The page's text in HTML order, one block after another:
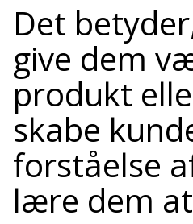
Det
give dem
produkt
skabe
forståelse
lære dem